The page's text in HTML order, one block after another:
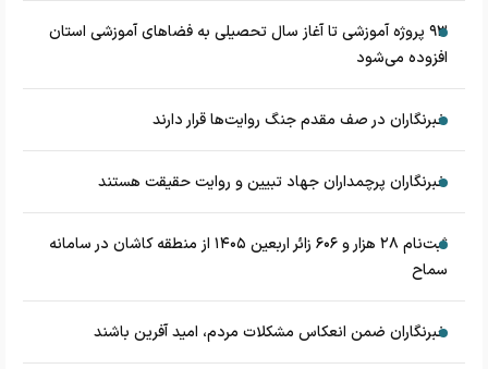
۹۳ پروژه آموزشی تا آغاز سال تحصیلی به فضاهای آموزشی استان
افزوده می‌شود
خبرنگاران در صف مقدم جنگ روایت‌ها قرار دارند
خبرنگاران پرچمداران جهاد تبیین و روایت حقیقت هستند
ثبت‌نام ۲۸ هزار و ۶۰۶ زائر اربعین ۱۴۰۵ از منطقه کاشان در سامانه
سماح
خبرنگاران ضمن انعکاس مشکلات مردم، امید آفرین باشند